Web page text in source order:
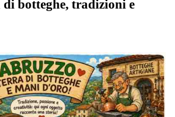
botteghe, tradizioni e